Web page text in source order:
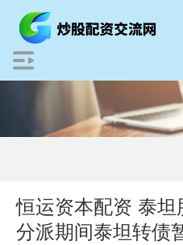
恒运资本配资 泰
分派期间泰坦转债